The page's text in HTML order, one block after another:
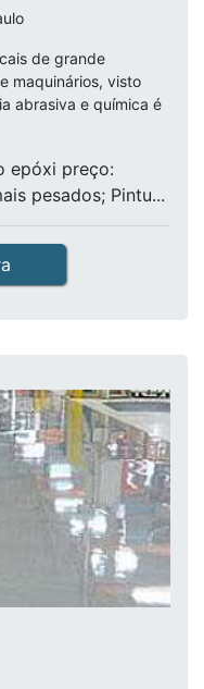
de grande
maquinários, visto
abrasiva e química é
epóxi preço:
pesados; Pintu...